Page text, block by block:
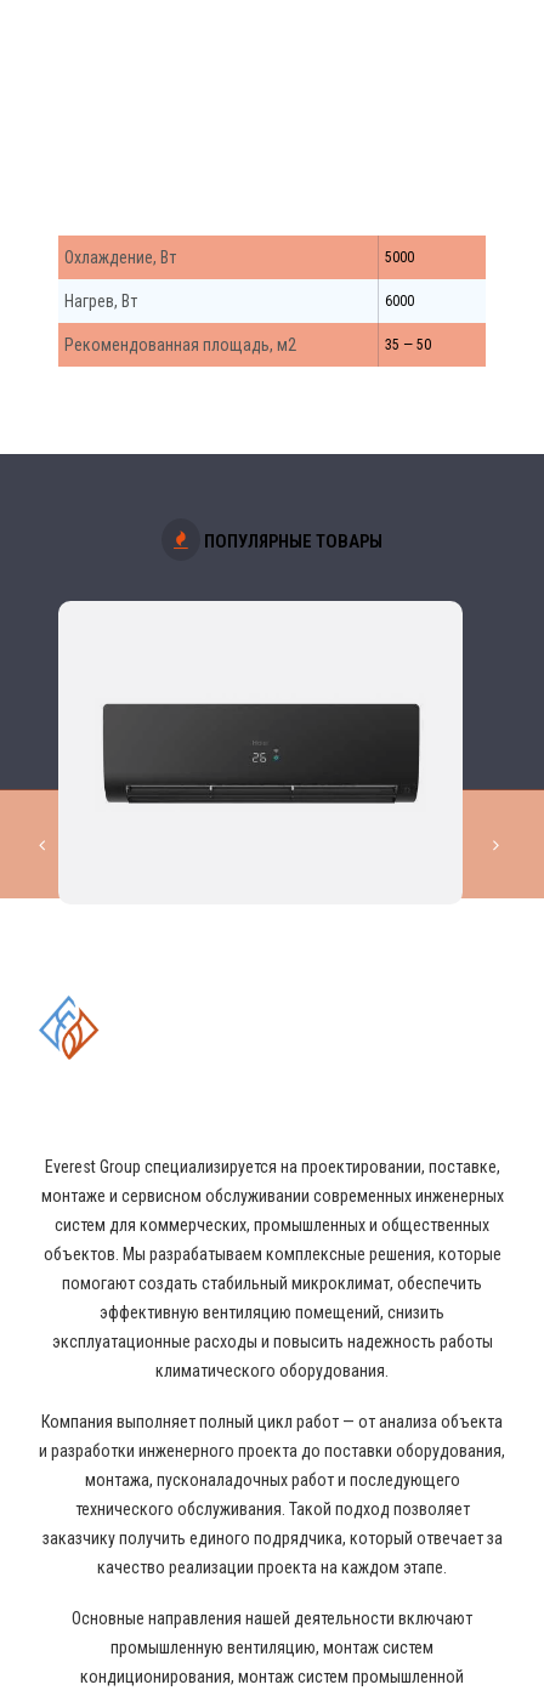
Охлаждение, Вт 5000
Нагрев, Вт 6000
Рекомендованная площадь, м2 35 — 50
ПОПУЛЯРНЫЕ ТОВАРЫ
Everest Group специализируется на проектировании, поставке,
монтаже и сервисном обслуживании современных инженерных
систем для коммерческих, промышленных и общественных
объектов. Мы разрабатываем комплексные решения, которые
помогают создать стабильный микроклимат, обеспечить
эффективную вентиляцию помещений, снизить
эксплуатационные расходы и повысить надежность работы
климатического оборудования.
Компания выполняет полный цикл работ — от анализа объекта
и разработки инженерного проекта до поставки оборудования,
монтажа, пусконаладочных работ и последующего
технического обслуживания. Такой подход позволяет
заказчику получить единого подрядчика, который отвечает за
качество реализации проекта на каждом этапе.
Основные направления нашей деятельности включают
промышленную вентиляцию, монтаж систем
кондиционирования, монтаж систем промышленной